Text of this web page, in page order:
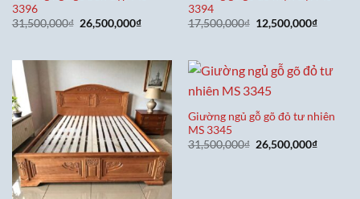
3396
31,500,000₫ Giá
gốc
26,500,000₫Giá
26,500,000₫.
3394
17,500,000₫ Giá
gốc
12,500,000₫Giá
Giường ngủ gỗ gõ đỏ tư nhiên
MS 3345
31,500,000₫ Giá
gốc
26,500,000₫Giá